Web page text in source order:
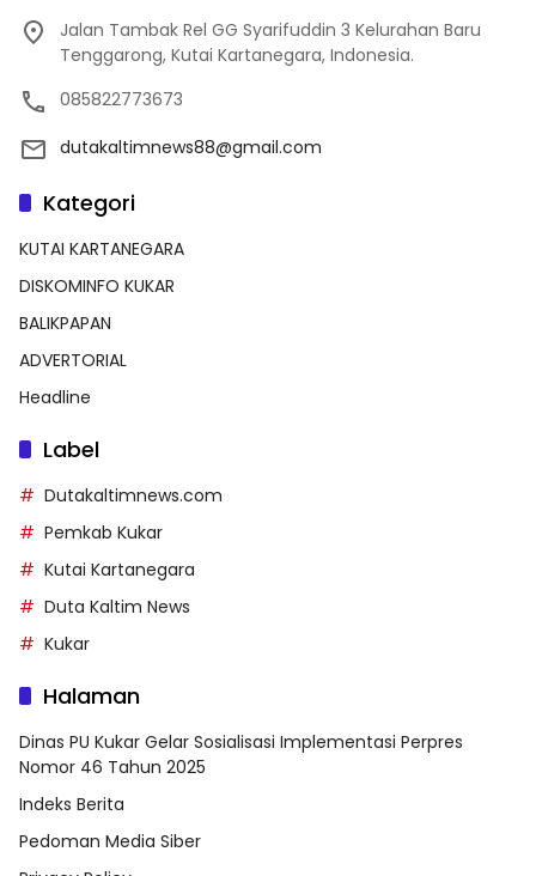
Jalan Tambak Rel GG Syarifuddin 3 Kelurahan Baru
Tenggarong, Kutai Kartanegara, Indonesia.
085822773673
dutakaltimnews88@gmail.com
Kategori
KUTAI KARTANEGARA
DISKOMINFO KUKAR
BALIKPAPAN
ADVERTORIAL
Headline
Label
Dutakaltimnews.com
Pemkab Kukar
Kutai Kartanegara
Duta Kaltim News
Kukar
Halaman
Dinas PU Kukar Gelar Sosialisasi Implementasi Perpres
Nomor 46 Tahun 2025
Indeks Berita
Pedoman Media Siber